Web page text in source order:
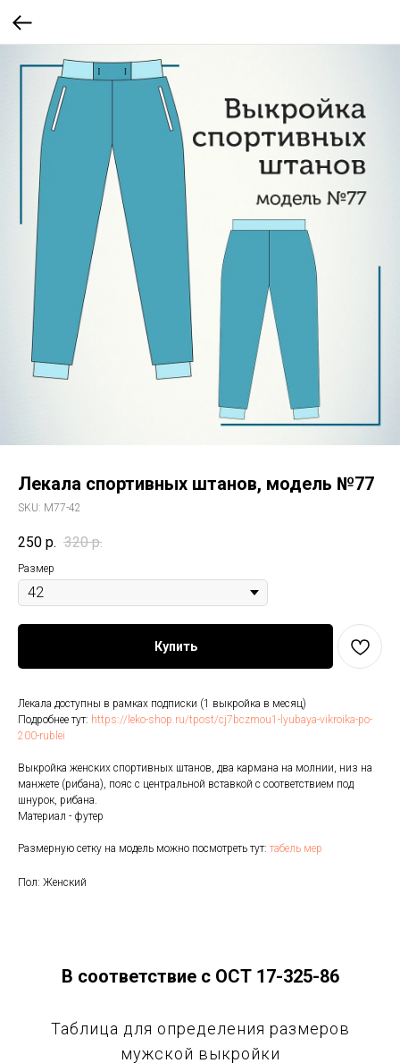
Лекала спортивных штанов, модель №77
SKU: M77-42
250 р. 320 р.
Размер
Купить
Лекала доступны в рамках подписки (1 выкройка в месяц)
Подробнее тут: https://leko-shop.ru/tpost/cj7bczmou1-lyubaya-vikroika-po-
200-rublei
Выкройка женских спортивных штанов, два кармана на молнии, низ на
манжете (рибана), пояс с центральной вставкой с соответствием под
шнурок, рибана.
Материал - футер
Размерную сетку на модель можно посмотреть тут: табель мер
Пол: Женский
В соответствие с ОСТ 17-325-86
Таблица для определения размеров
мужской выкройки